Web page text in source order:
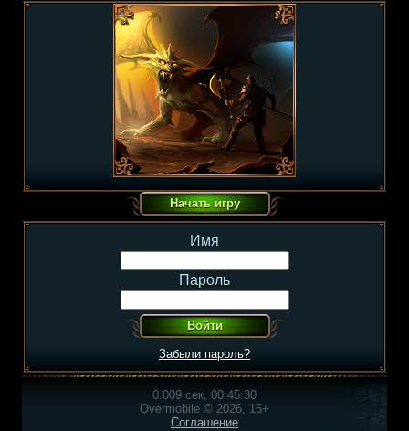
Имя
Пароль
Забыли пароль?
0.009 сек, 00:45:30
Overmobile © 2026, 16+
Соглашение